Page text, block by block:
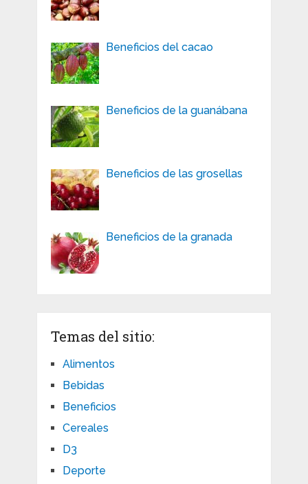
Beneficios del cacao
Beneficios de la guanábana
Beneficios de las grosellas
Beneficios de la granada
Temas del sitio:
Alimentos
Bebidas
Beneficios
Cereales
D3
Deporte